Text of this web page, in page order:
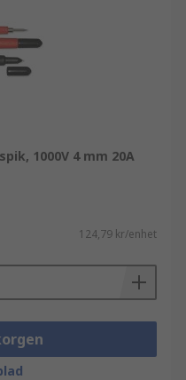
1000V 4 mm 20A
124,79 kr/enhet